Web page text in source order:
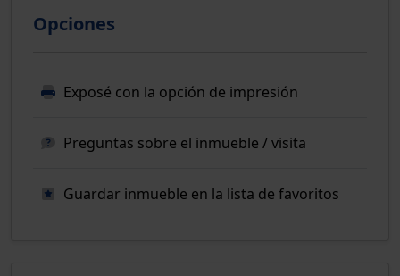
Opciones
Exposé con la opción de impresión
Preguntas sobre el inmueble / visita
Guardar inmueble en la lista de favoritos